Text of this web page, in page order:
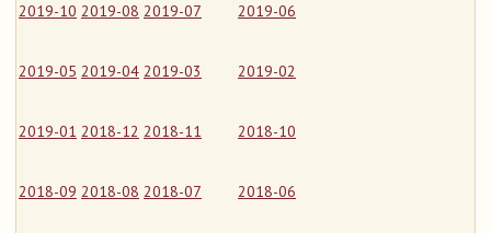
2019-10 2019-08 2019-07 2019-06
2019-05 2019-04 2019-03 2019-02
2019-01 2018-12 2018-11 2018-10
2018-09 2018-08 2018-07 2018-06